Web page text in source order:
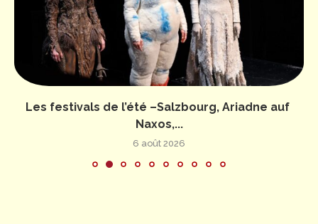
Les festivals de l’été –Salzbourg, Ariadne auf
Naxos,...
6 août 2026